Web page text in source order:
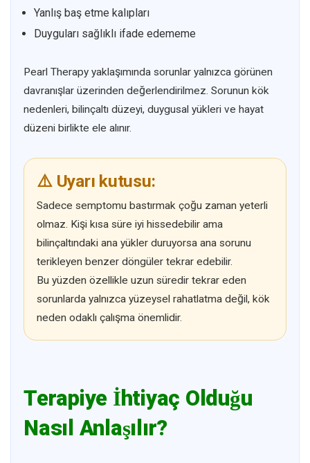
Yanlış baş etme kalıpları
Duyguları sağlıklı ifade edememe
Pearl Therapy yaklaşımında sorunlar yalnızca görünen
davranışlar üzerinden değerlendirilmez. Sorunun kök
nedenleri, bilinçaltı düzeyi, duygusal yükleri ve hayat
düzeni birlikte ele alınır.
⚠️ Uyarı kutusu:
Sadece semptomu bastırmak çoğu zaman yeterli
olmaz. Kişi kısa süre iyi hissedebilir ama
bilinçaltındaki ana yükler duruyorsa ana sorunu
terikleyen benzer döngüler tekrar edebilir.
Bu yüzden özellikle uzun süredir tekrar eden
sorunlarda yalnızca yüzeysel rahatlatma değil, kök
neden odaklı çalışma önemlidir.
Terapiye İhtiyaç Olduğu
Nasıl Anlaşılır?